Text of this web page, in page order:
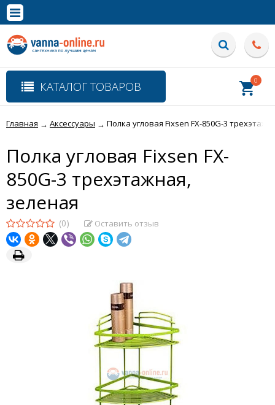
Полная версия сайта
КАТАЛОГ ТОВАРОВ 0
Главная → Аксессуары → Полка угловая Fixsen FX-850G-3
Полка угловая Fixsen FX-
850G-3 трехэтажная,
зеленая
(0) Оставить отзыв